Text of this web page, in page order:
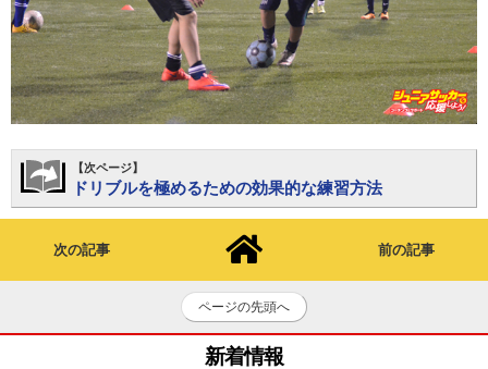
【次ページ】
ドリブルを極めるための効果的な練習方法
次の記事 前の記事
ページの先頭へ
新着情報